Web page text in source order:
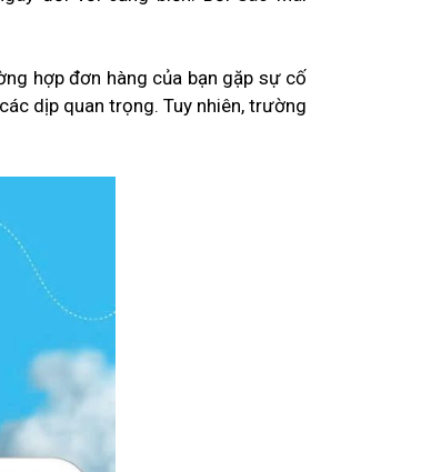
hợp đơn hàng của bạn gặp sự cố
dịp quan trọng. Tuy nhiên, trường